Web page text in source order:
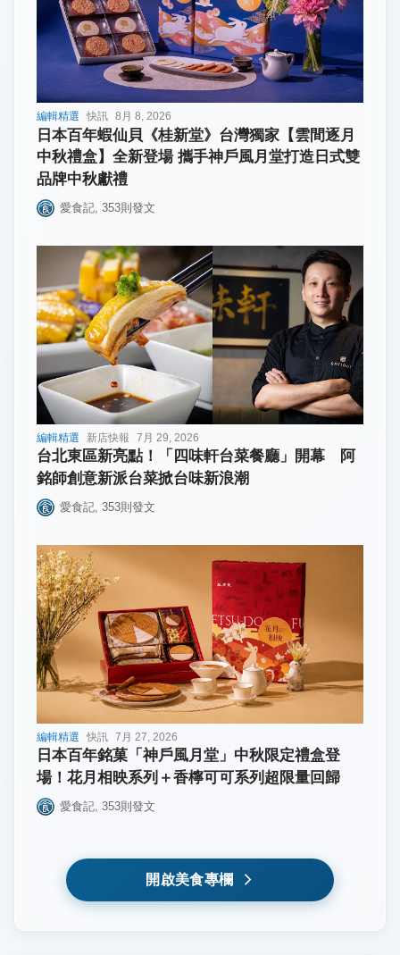
編輯精選 快訊 8月 8, 2026
日本百年蝦仙貝《桂新堂》台灣獨家【雲間逐月
中秋禮盒】全新登場 攜手神戶風月堂打造日式雙
品牌中秋獻禮
愛食記 353則發文
編輯精選 新店快報 7月 29, 2026
台北東區新亮點！「四味軒台菜餐廳」開幕 阿
銘師創意新派台菜掀台味新浪潮
愛食記 353則發文
編輯精選 快訊 7月 27, 2026
日本百年銘菓「神戶風月堂」中秋限定禮盒登
場！花月相映系列＋香檸可可系列超限量回歸
愛食記 353則發文
開啟美食專欄